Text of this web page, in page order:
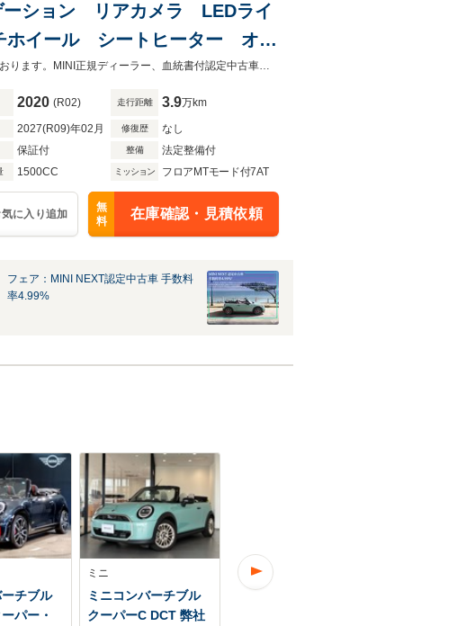
ーション リアカメラ LEDライ
ホイール シートヒーター オー
スト キーレス パワーステア
MINI正規ディーラーの血統書付認定中古車。皆様のご相談お待ちしております。MINI正規ディーラー、血統書付認定中古車。皆様のお問い合わせ、ご相談心よりお待ちしております。
2020 (R02) 走行距離 3.9万km
2027(R09)年02月 修復歴 なし
保証付 整備 法定整備付
1500CC ミッション フロアMTモード付7AT
に入り追加
無
料
在庫確認・見積依頼
フェア：MINI NEXT認定中古車 手数料
率4.99%
チブル
パー・
ミニ
ミニコンバーチブル
クーパーC DCT 弊社
ミニ